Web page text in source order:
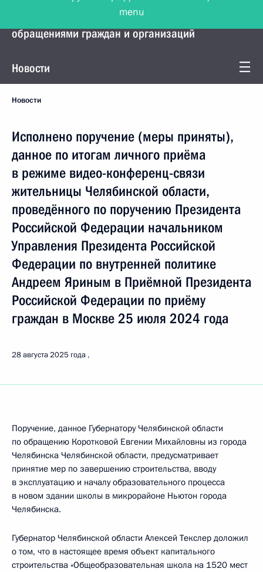
Управление Президента по работе с
обращениями граждан и организаций
Новости
Новости
Исполнено поручение (меры приняты),
данное по итогам личного приёма
в режиме видео-конференц-связи
жительницы Челябинской области,
проведённого по поручению Президента
Российской Федерации начальником
Управления Президента Российской
Федерации по внутренней политике
Андреем Яриным в Приёмной Президента
Российской Федерации по приёму
граждан в Москве 25 июля 2024 года
28 августа 2025 года
Поручение, данное Губернатору Челябинской области
по обращению Коротковой Евгении Михайловны из города
Челябинска Челябинской области, предусматривает
принятие мер по завершению строительства, вводу
в эксплуатацию и началу образовательного процесса
в новом здании школы в микрорайоне Ньютон города
Челябинска.
Губернатор Челябинской области Алексей Текслер доложил
о том, что в настоящее время объект капитального
строительства «Общеобразовательная школа на 1520 мест
menu